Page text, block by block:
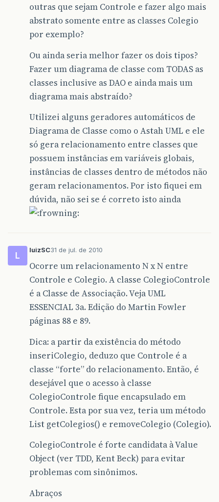
outras que sejam Controle e fazer algo mais
abstrato somente entre as classes Colegio
por exemplo?
Ou ainda seria melhor fazer os dois tipos?
Fazer um diagrama de classe com TODAS as
classes inclusive as DAO e ainda mais um
diagrama mais abstraído?
Utilizei alguns geradores automáticos de
Diagrama de Classe como o Astah UML e ele
só gera relacionamento entre classes que
possuem instâncias em variáveis globais,
instâncias de classes dentro de métodos não
geram relacionamentos. Por isto fiquei em
dúvida, não sei se é correto isto ainda
L
luizSC31 de jul. de 2010
Ocorre um relacionamento N x N entre
Controle e Colegio. A classe ColegioControle
é a Classe de Associação. Veja UML
ESSENCIAL 3a. Edição do Martin Fowler
páginas 88 e 89.
Dica: a partir da existência do método
inseriColegio, deduzo que Controle é a
classe “forte” do relacionamento. Então, é
desejável que o acesso à classe
ColegioControle fique encapsulado em
Controle. Esta por sua vez, teria um método
List getColegios() e removeColegio (Colegio).
ColegioControle é forte candidata à Value
Object (ver TDD, Kent Beck) para evitar
problemas com sinônimos.
Abraços